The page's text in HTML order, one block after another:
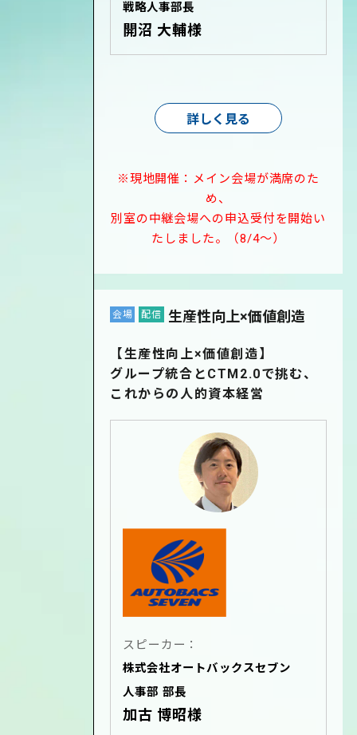
戦略人事部長
開沼 大輔様
詳しく見る
※現地開催：メイン会場が満席のた
め、
別室の中継会場への申込受付を開始い
たしました。（8/4～）
会場 配信 生産性向上×価値創造
【生産性向上×価値創造】
グループ統合とCTM2.0で挑む、
これからの人的資本経営
スピーカー：
株式会社オートバックスセブン
人事部 部長
加古 博昭様